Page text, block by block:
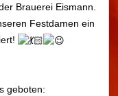
Brauerei Eismann.
Festdamen ein
geboten: